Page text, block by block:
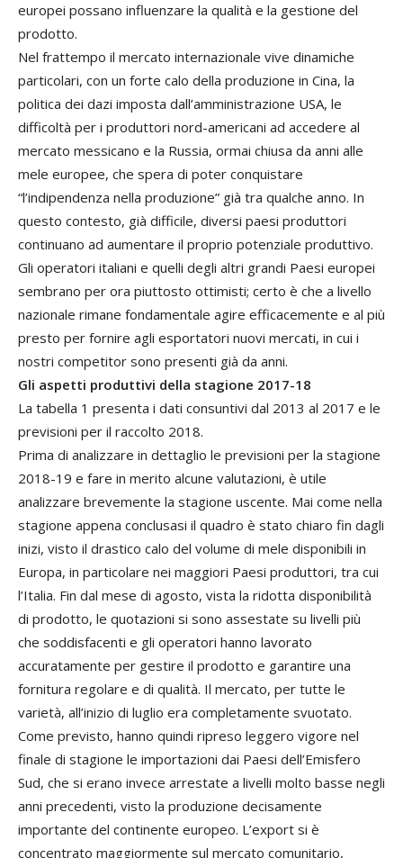
europei possano influenzare la qualità e la gestione del
prodotto.
Nel frattempo il mercato internazionale vive dinamiche
particolari, con un forte calo della produzione in Cina, la
politica dei dazi imposta dall’amministrazione USA, le
difficoltà per i produttori nord-americani ad accedere al
mercato messicano e la Russia, ormai chiusa da anni alle
mele europee, che spera di poter conquistare
“l’indipendenza nella produzione” già tra qualche anno. In
questo contesto, già difficile, diversi paesi produttori
continuano ad aumentare il proprio potenziale produttivo.
Gli operatori italiani e quelli degli altri grandi Paesi europei
sembrano per ora piuttosto ottimisti; certo è che a livello
nazionale rimane fondamentale agire efficacemente e al più
presto per fornire agli esportatori nuovi mercati, in cui i
nostri competitor sono presenti già da anni.
Gli aspetti produttivi della stagione 2017-18
La tabella 1 presenta i dati consuntivi dal 2013 al 2017 e le
previsioni per il raccolto 2018.
Prima di analizzare in dettaglio le previsioni per la stagione
2018-19 e fare in merito alcune valutazioni, è utile
analizzare brevemente la stagione uscente. Mai come nella
stagione appena conclusasi il quadro è stato chiaro fin dagli
inizi, visto il drastico calo del volume di mele disponibili in
Europa, in particolare nei maggiori Paesi produttori, tra cui
l’Italia. Fin dal mese di agosto, vista la ridotta disponibilità
di prodotto, le quotazioni si sono assestate su livelli più
che soddisfacenti e gli operatori hanno lavorato
accuratamente per gestire il prodotto e garantire una
fornitura regolare e di qualità. Il mercato, per tutte le
varietà, all’inizio di luglio era completamente svuotato.
Come previsto, hanno quindi ripreso leggero vigore nel
finale di stagione le importazioni dai Paesi dell’Emisfero
Sud, che si erano invece arrestate a livelli molto basse negli
anni precedenti, visto la produzione decisamente
importante del continente europeo. L’export si è
concentrato maggiormente sul mercato comunitario,